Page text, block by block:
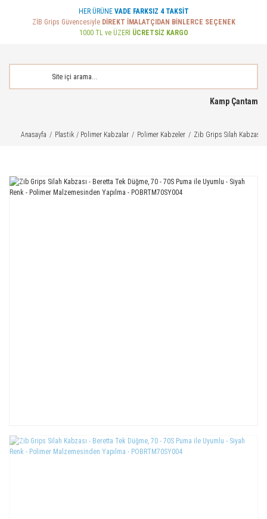
HER ÜRÜNE VADE FARKSIZ 4 TAKSİT
ZİB Grips Güvencesiyle DİREKT İMALATÇIDAN BİNLERCE SEÇENEK
1000 TL ve ÜZERİ ÜCRETSİZ KARGO
Kamp Çantam
Anasayfa Plastik / Polimer Kabzalar Polimer Kabzeler Zib Grips Silah Kabzası